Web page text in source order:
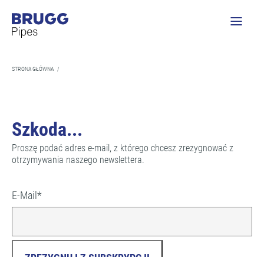
STRONA GŁÓWNA /
Szkoda...
Proszę podać adres e-mail, z którego chcesz zrezygnować z
otrzymywania naszego newslettera.
E-Mail *